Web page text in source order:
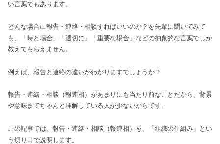
い言葉でもあります。
どんな場合に報告・連絡・相談すればいいのか？を先輩に聞いてみて
も、「時と場合」「適切に」「重要な場合」などの抽象的な言葉でしか
教えてもらえません。
例えば、報告と連絡の違いがわかりますでしょうか？
報告・連絡・相談（報連相）があまりにも当たり前なことだから、背景
や意味までちゃんと理解している人が少ないからです。
この記事では、報告・連絡・相談（報連相）を、「組織の仕組み」とい
う切り口で説明します。